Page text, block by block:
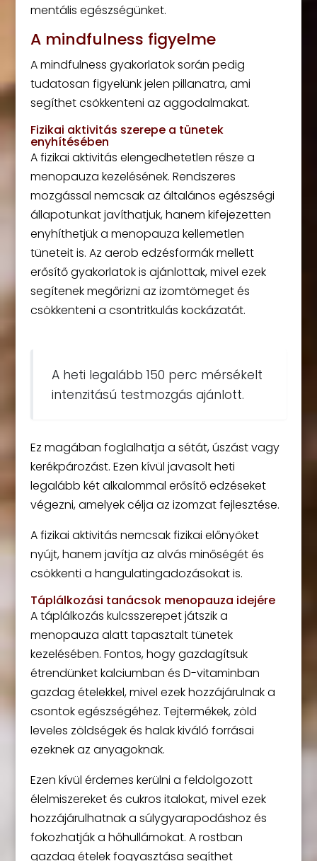
mentális egészségünket.
A mindfulness figyelme
A mindfulness gyakorlatok során pedig
tudatosan figyelünk jelen pillanatra, ami
segíthet csökkenteni az aggodalmakat.
Fizikai aktivitás szerepe a tünetek
enyhítésében
A fizikai aktivitás elengedhetetlen része a
menopauza kezelésének. Rendszeres
mozgással nemcsak az általános egészségi
állapotunkat javíthatjuk, hanem kifejezetten
enyhíthetjük a menopauza kellemetlen
tüneteit is. Az aerob edzésformák mellett
erősítő gyakorlatok is ajánlottak, mivel ezek
segítenek megőrizni az izomtömeget és
csökkenteni a csontritkulás kockázatát.
A heti legalább 150 perc mérsékelt
intenzitású testmozgás ajánlott.
Ez magában foglalhatja a sétát, úszást vagy
kerékpározást. Ezen kívül javasolt heti
legalább két alkalommal erősítő edzéseket
végezni, amelyek célja az izomzat fejlesztése.
A fizikai aktivitás nemcsak fizikai előnyöket
nyújt, hanem javítja az alvás minőségét és
csökkenti a hangulatingadozásokat is.
Táplálkozási tanácsok menopauza idejére
A táplálkozás kulcsszerepet játszik a
menopauza alatt tapasztalt tünetek
kezelésében. Fontos, hogy gazdagítsuk
étrendünket kalciumban és D-vitaminban
gazdag ételekkel, mivel ezek hozzájárulnak a
csontok egészségéhez. Tejtermékek, zöld
leveles zöldségek és halak kiváló forrásai
ezeknek az anyagoknak.
Ezen kívül érdemes kerülni a feldolgozott
élelmiszereket és cukros italokat, mivel ezek
hozzájárulhatnak a súlygyarapodáshoz és
fokozhatják a hőhullámokat. A rostban
gazdag ételek fogyasztása segíthet